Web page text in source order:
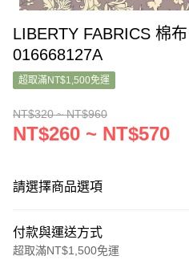
LIBERTY FABRICS 棉
016668127A
超取滿NT$1,500免運
NT$320 ~ NT$960
NT$260 ~ NT$570
請選擇商品選項
付款與運送方式
超取滿NT$1,500免運